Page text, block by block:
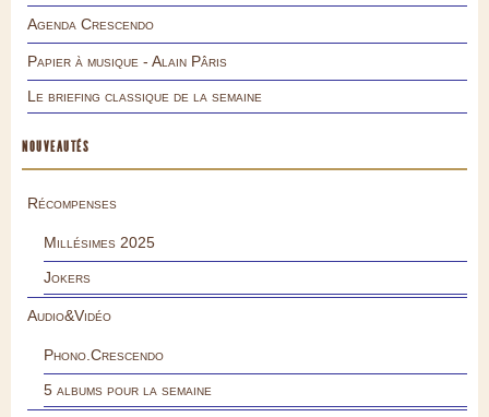
Agenda Crescendo
Papier à musique - Alain Pâris
Le briefing classique de la semaine
NOUVEAUTÉS
Récompenses
Millésimes 2025
Jokers
Audio&Vidéo
Phono.Crescendo
5 albums pour la semaine